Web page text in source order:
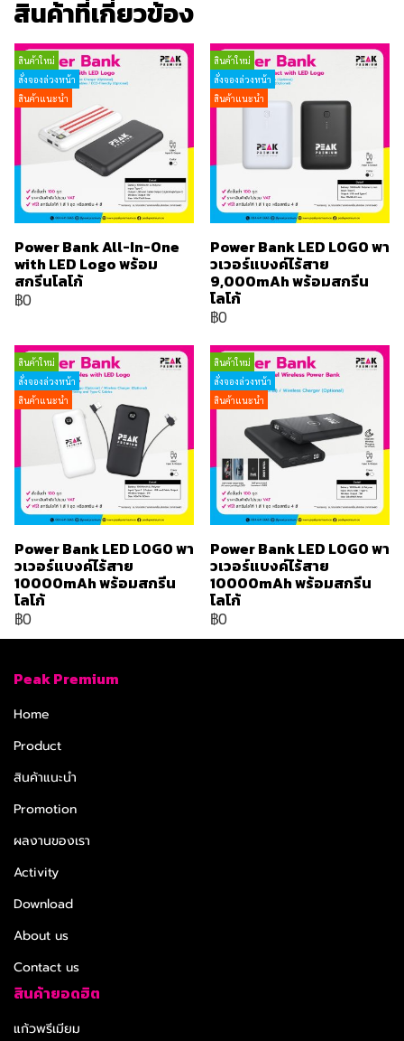
สินค้าที่เกี่ยวข้อง
สินค้าใหม่
สั่งจองล่วงหน้า
สินค้าแนะนำ
Power Bank All-In-One
with LED Logo พร้อม
สกรีนโลโก้
฿0
สินค้าใหม่
สั่งจองล่วงหน้า
สินค้าแนะนำ
Power Bank LED LOGO พา
วเวอร์แบงค์ไร้สาย
9,000mAh พร้อมสกรีน
โลโก้
฿0
สินค้าใหม่
สั่งจองล่วงหน้า
สินค้าแนะนำ
Power Bank LED LOGO พา
วเวอร์แบงค์ไร้สาย
10000mAh พร้อมสกรีน
โลโก้
฿0
สินค้าใหม่
สั่งจองล่วงหน้า
สินค้าแนะนำ
Power Bank LED LOGO พา
วเวอร์แบงค์ไร้สาย
10000mAh พร้อมสกรีน
โลโก้
฿0
Peak Premium
Home
Product
สินค้าแนะนำ
Promotion
ผลงานของเรา
Activity
Download
About us
Contact us
สินค้ายอดฮิต
แก้วพรีเมียม